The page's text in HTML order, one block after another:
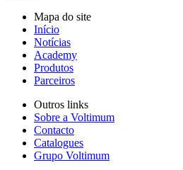
Mapa do site
Início
Notícias
Academy
Produtos
Parceiros
Outros links
Sobre a Voltimum
Contacto
Catalogues
Grupo Voltimum